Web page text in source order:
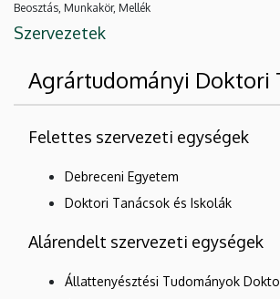
Beosztás, Munkakör, Mellék
Szervezetek
Agrártudományi Doktori
Felettes szervezeti egységek
Debreceni Egyetem
Doktori Tanácsok és Iskolák
Alárendelt szervezeti egységek
Állattenyésztési Tudományok